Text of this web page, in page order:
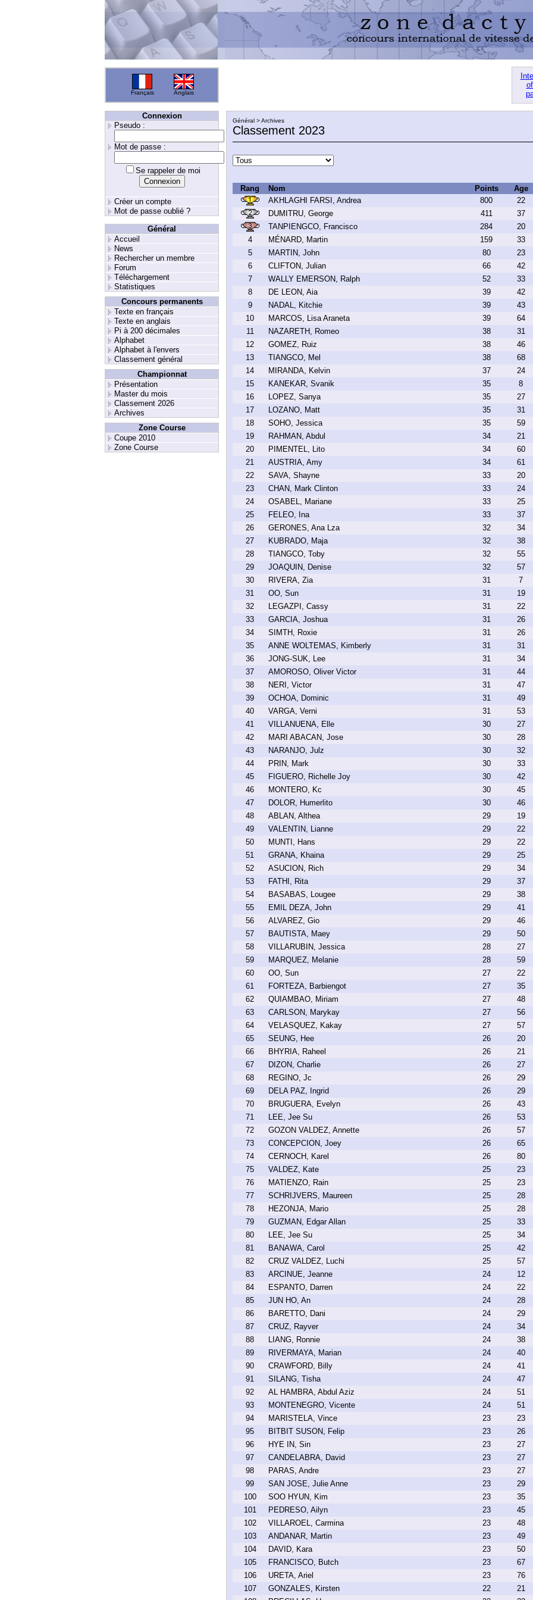
Français Anglais
Connexion
Pseudo :
Mot de passe :
Se rappeler de moi
Créer un compte
Mot de passe oublié ?
Général
Accueil
News
Rechercher un membre
Forum
Téléchargement
Statistiques
Concours permanents
Texte en français
Texte en anglais
Pi à 200 décimales
Alphabet
Alphabet à l'envers
Classement général
Championnat
Présentation
Master du mois
Classement 2026
Archives
Zone Course
Coupe 2010
Zone Course
Général > Archives
Classement 2023
Rang Nom Points
Age
AKHLAGHI FARSI, Andrea
800
22
DUMITRU, George
411
37
TANPIENGCO, Francisco
284
20
4
MÉNARD, Martin 159
33
5
MARTIN, John 80
23
6
CLIFTON, Julian 66
42
7
WALLY EMERSON, Ralph 52
33
8
DE LEON, Aia 39
42
9
NADAL, Kitchie 39
43
10
MARCOS, Lisa Araneta 39
64
11
NAZARETH, Romeo 38
31
12
GOMEZ, Ruiz 38
46
13
TIANGCO, Mel 38
68
14
MIRANDA, Kelvin 37
24
15
KANEKAR, Svanik 35
8
16
LOPEZ, Sanya 35
27
17
LOZANO, Matt 35
31
18
SOHO, Jessica 35
59
19
RAHMAN, Abdul 34
21
20
PIMENTEL, Lito 34
60
21
AUSTRIA, Amy 34
61
22
SAVA, Shayne 33
20
23
CHAN, Mark Clinton 33
24
24
OSABEL, Mariane 33
25
25
FELEO, Ina 33
37
26
GERONES, Ana Lza 32
34
27
KUBRADO, Maja 32
38
28
TIANGCO, Toby 32
55
29
JOAQUIN, Denise 32
57
30
RIVERA, Zia 31
7
31
OO, Sun 31
19
32
LEGAZPI, Cassy 31
22
33
GARCIA, Joshua 31
26
34
SIMTH, Roxie 31
26
35
ANNE WOLTEMAS, Kimberly 31
31
36
JONG-SUK, Lee 31
34
37
AMOROSO, Oliver Victor 31
44
38
NERI, Victor 31
47
39
OCHOA, Dominic 31
49
40
VARGA, Verni 31
53
41
VILLANUENA, Elle 30
27
42
MARI ABACAN, Jose 30
28
43
NARANJO, Julz 30
32
44
PRIN, Mark 30
33
45
FIGUERO, Richelle Joy 30
42
46
MONTERO, Kc 30
45
47
DOLOR, Humerlito 30
46
48
ABLAN, Althea 29
19
49
VALENTIN, Lianne 29
22
50
MUNTI, Hans 29
22
51
GRANA, Khaina 29
25
52
ASUCION, Rich 29
34
53
FATHI, Rita 29
37
54
BASABAS, Lougee 29
38
55
EMIL DEZA, John 29
41
56
ALVAREZ, Gio 29
46
57
BAUTISTA, Maey 29
50
58
VILLARUBIN, Jessica 28
27
59
MARQUEZ, Melanie 28
59
60
OO, Sun 27
22
61
FORTEZA, Barbiengot 27
35
62
QUIAMBAO, Miriam 27
48
63
CARLSON, Marykay 27
56
64
VELASQUEZ, Kakay 27
57
65
SEUNG, Hee 26
20
66
BHYRIA, Raheel 26
21
67
DIZON, Charlie 26
27
68
REGINO, Jc 26
29
69
DELA PAZ, Ingrid 26
29
70
BRUGUERA, Evelyn 26
43
71
LEE, Jee Su 26
53
72
GOZON VALDEZ, Annette 26
57
73
CONCEPCION, Joey 26
65
74
CERNOCH, Karel 26
80
75
VALDEZ, Kate 25
23
76
MATIENZO, Rain 25
23
77
SCHRIJVERS, Maureen 25
28
78
HEZONJA, Mario 25
28
79
GUZMAN, Edgar Allan 25
33
80
LEE, Jee Su 25
34
81
BANAWA, Carol 25
42
82
CRUZ VALDEZ, Luchi 25
57
83
ARCINUE, Jeanne 24
12
84
ESPANTO, Darren 24
22
85
JUN HO, An 24
28
86
BARETTO, Dani 24
29
87
CRUZ, Rayver 24
34
88
LIANG, Ronnie 24
38
89
RIVERMAYA, Marian 24
40
90
CRAWFORD, Billy 24
41
91
SILANG, Tisha 24
47
92
AL HAMBRA, Abdul Aziz 24
51
93
MONTENEGRO, Vicente 24
51
94
MARISTELA, Vince 23
23
95
BITBIT SUSON, Felip 23
26
96
HYE IN, Sin 23
27
97
CANDELABRA, David 23
27
98
PARAS, Andre 23
27
99
SAN JOSE, Julie Anne 23
29
100
SOO HYUN, Kim 23
35
101
PEDRESO, Ailyn 23
45
102
VILLAROEL, Carmina 23
48
103
ANDANAR, Martin 23
49
104
DAVID, Kara 23
50
105
FRANCISCO, Butch 23
67
106
URETA, Ariel 23
76
107
GONZALES, Kirsten 22
21